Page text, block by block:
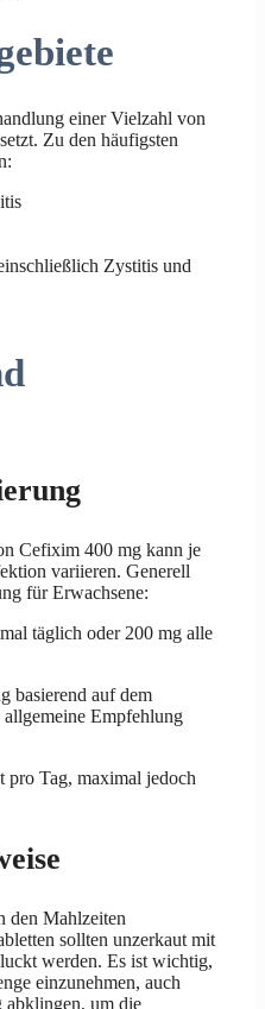
einer Vielzahl von
Zu den häufigsten
Zystitis und
Cefixim 400 mg kann je
variieren. Generell
für Erwachsene:
täglich oder 200 mg alle
basierend auf dem
Empfehlung
Tag, maximal jedoch
den Mahlzeiten
sollten unzerkaut mit
werden. Es ist wichtig,
einzunehmen, auch
abklingen, um die